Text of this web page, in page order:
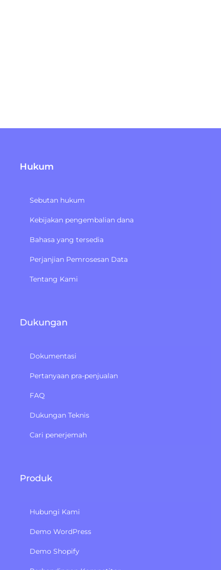
Hukum
Sebutan hukum
Kebijakan pengembalian dana
Bahasa yang tersedia
Perjanjian Pemrosesan Data
Tentang Kami
Dukungan
Dokumentasi
Pertanyaan pra-penjualan
FAQ
Dukungan Teknis
Cari penerjemah
Produk
Hubungi Kami
Demo WordPress
Demo Shopify